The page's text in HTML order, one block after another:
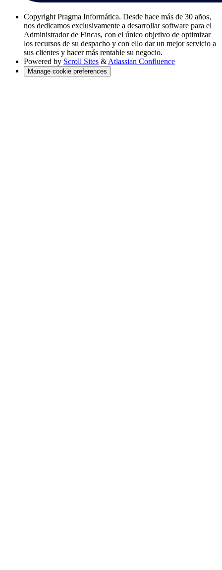
Copyright Pragma Informática. Desde hace más de 30 años,
nos dedicamos exclusivamente a desarrollar software para el
Administrador de Fincas, con el único objetivo de optimizar
los recursos de su despacho y con ello dar un mejor servicio a
sus clientes y hacer más rentable su negocio.
Powered by Scroll Sites & Atlassian Confluence
Manage cookie preferences